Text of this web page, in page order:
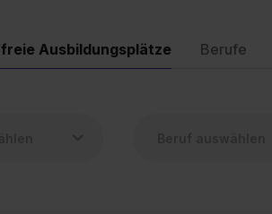
freie Ausbildungsplätze Berufe